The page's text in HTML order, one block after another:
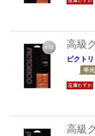
高級
ピクト
高級